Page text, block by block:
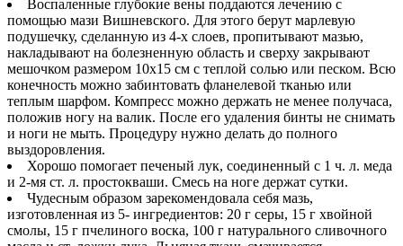
Воспаленные глубокие вены поддаются лечению с
помощью мази Вишневского. Для этого берут марлевую
подушечку, сделанную из 4-х слоев, пропитывают мазью,
накладывают на болезненную область и сверху закрывают
мешочком размером 10х15 см с теплой солью или песком. Всю
конечность можно забинтовать фланелевой тканью или
теплым шарфом. Компресс можно держать не менее получаса,
положив ногу на валик. После его удаления бинты не снимать
и ноги не мыть. Процедуру нужно делать до полного
выздоровления.
Хорошо помогает печеный лук, соединенный с 1 ч. л. меда
и 2-мя ст. л. простокваши. Смесь на ноге держат сутки.
Чудесным образом зарекомендовала себя мазь,
изготовленная из 5- ингредиентов: 20 г серы, 15 г хвойной
смолы, 15 г пчелиного воска, 100 г натурального сливочного